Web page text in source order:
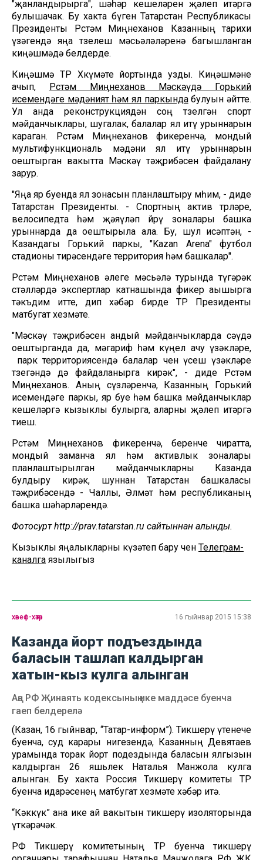
"җанландырырга", шәһәр кешеләрен җәлеп итәргә
булышачак. Бу хакта бүген Татарстан Республикасы
Президенты Рөстәм Миңнеханов Казанның тарихи
үзәгендә яңа төзелеш мәсьәләләренә багышланган
киңәшмәдә белдерде.
Киңәшмә ТР Хөкүмәте йортында узды. Киңәшмәне
ачып, Рөстәм Миңнеханов Мәскәүдә Горький
исемендәге мәдәният һәм ял паркындабулуын әйтте.
Ул анда реконструкциядән соң төзелгән спорт
мәйданчыклары, шугалак, балалар ял итү урыннарын
караган. Рөстәм Миңнеханов фикеренчә, мондый
мультифункциональ мәдәни ял итү урыннарын
оештырган вакытта Мәскәү тәҗрибәсен файдалану
зарур.
"Яңа яр буенда ял зонасын планлаштыру мөһим, - диде
Татарстан Президенты. - Спортның актив төрләре,
велосипедта һәм җәяүләп йөрү зоналары башка
урыннарда да оештырыла ала. Бу, шул исәптән, -
Казандагы Горький паркы, "Kazan Arena" футбол
стадионы тирәсендәге территория һәм башкалар".
Рөстәм Миңнеханов әлеге мәсьәлә турында түгәрәк
өстәлләрдә экспертлар катнашында фикер аышырга
тәкъдим итте, дип хәбәр бирде ТР Президенты
матбугат хезмәте.
"Мәскәү тәҗрибәсен андый мәйданчыкларда сәүдә
оештырганда да, мәгариф һәм күңел ачу үзәкләре,
парк территориясендә балалар өчен үсеш үзәкләре
төзегәндә дә файдаланырга кирәк", - диде Рөстәм
Миңнеханов. Аның сүзләренчә, Казанның Горький
исемендәге паркы, яр буе һәм башка мәйданчыклар
кешеләргә кызыклы булырга, аларны җәлеп итәргә
тиеш.
Рөстәм Миңнеханов фикеренчә, беренче чиратта,
мондый заманча ял һәм активлык зоналары
планлаштырылган мәйданчыкларны Казанда
булдыру кирәк, шуннан Татарстан башкаласы
тәҗрибәсендә - Чаллы, Әлмәт һәм республиканың
башка шәһәрләрендә.
Фотосурәт http://prav.tatarstan.ru сайтыннан алынды.
Кызыклы яңалыкларны күзәтеп бару өчен Телеграм-
каналга язылыгыз
хәвеф-хәтәр 16 гыйнвар 2015 15:38
Казанда йорт подъездында
баласын ташлап калдырган
хатын-кыз кулга алынган
Аңа РФ Җинаять кодексының ике маддәсе буенча
гаеп белдерелә
(Казан, 16 гыйнвар, “Татар-информ”). Тикшерү үтенече
буенча, суд карары нигезендә, Казанның Девятаев
урамында торак йорт подездында баласын ялгызын
калдырган 26 яшьлек Наталья Манжола кулга
алынган. Бу хакта Россия Тикшерү комитеты ТР
буенча идарәсенең матбугат хезмәте хәбәр итә.
“Кәккүк” ана ике ай вакытын тикшерү изоляторында
үткәрәчәк.
РФ Тикшерү комитетының ТР буенча тикшерү